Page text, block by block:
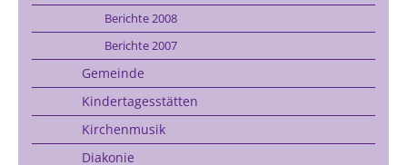
Berichte 2008
Berichte 2007
Gemeinde
Kindertagesstätten
Kirchenmusik
Diakonie